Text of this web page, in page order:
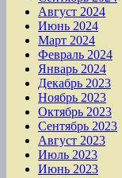
Август 2024
Июнь 2024
Март 2024
Февраль 2024
Январь 2024
Декабрь 2023
Ноябрь 2023
Октябрь 2023
Сентябрь 2023
Август 2023
Июль 2023
Июнь 2023